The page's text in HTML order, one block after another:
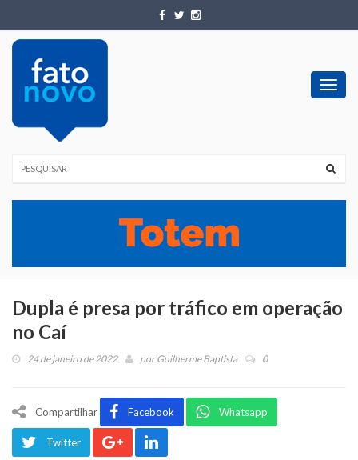
Dupla é presa por tráfico em operação
no Caí
24 de janeiro de 2022 porGuilherme Baptista 0
Compartilhar Facebook Whatsapp
Twitter